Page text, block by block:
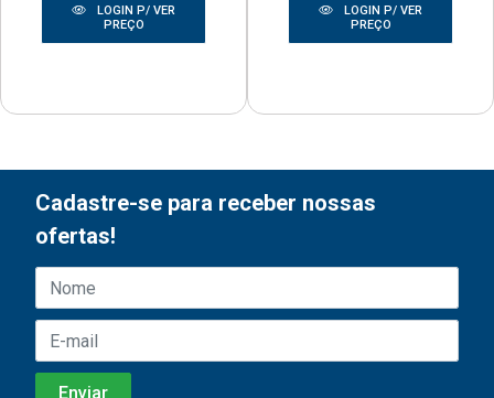
LOGIN P/ VER
PREÇO
LOGIN P/ VER
PREÇO
Cadastre-se para receber nossas
ofertas!